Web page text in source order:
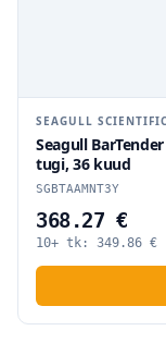
SEAGULL SCIENTIFIC
Seagull
tugi, 36 kuud
SGBTAAMNT3Y
368.27 €
10+ tk: 349.86 €